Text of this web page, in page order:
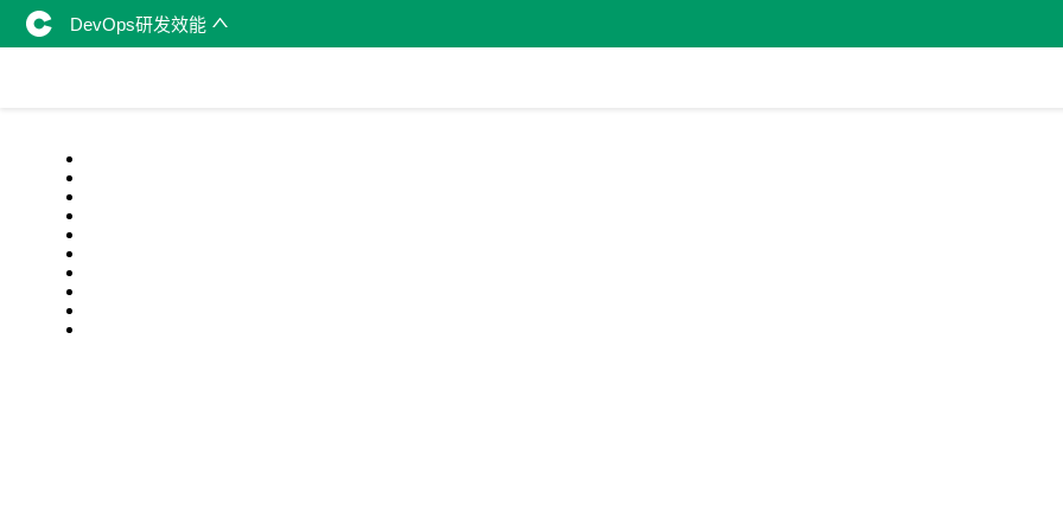
DevOps研发效能